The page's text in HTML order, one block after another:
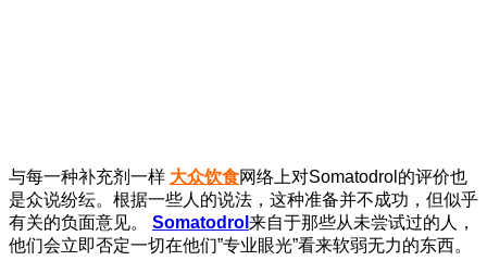
与每一种补充剂一样 大众饮食网络上对Somatodrol的评价也
是众说纷纭。根据一些人的说法，这种准备并不成功，但似乎
有关的负面意见。 Somatodrol 来自于那些从未尝试过的人，
他们会立即否定一切在他们”专业眼光”看来软弱无力的东西。